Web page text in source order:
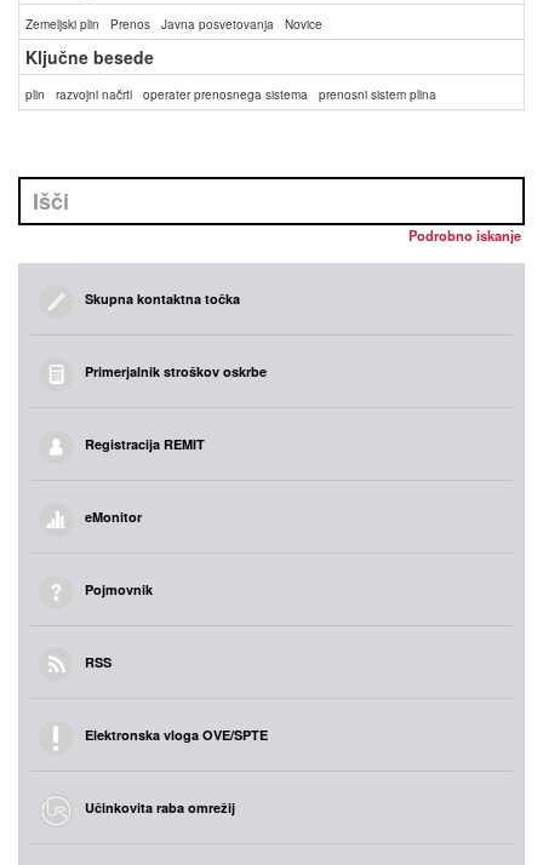
Zemeljski plin Prenos Javna posvetovanja Novice
Ključne besede
plin razvojni načrti operater prenosnega sistema prenosni sistem plina
Podrobno iskanje
Skupna kontaktna točka
Primerjalnik stroškov oskrbe
Registracija REMIT
eMonitor
Pojmovnik
RSS
Elektronska vloga OVE/SPTE
Učinkovita raba omrežij